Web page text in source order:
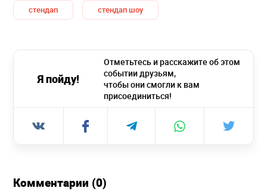
стендап стендап шоу
Я пойду!
Отметьтесь и расскажите об этом
событии друзьям,
чтобы они смогли к вам
присоединиться!
Комментарии (0)